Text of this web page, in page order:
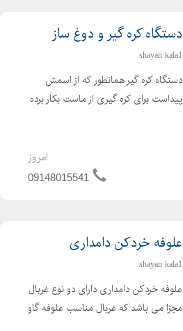
دستگاه کره گیر و دوغ ساز
shayan kala1
دستگاه کره گیر همانطور که از اسمش
پیداست برای کره گیری از ماست بکار برده
مخلوط شده و بحال...
امروز
09148015541
علوفه خردکن دامداری
shayan kala1
علوفه خردکن دامداری دارای دو نوع غربال
مجزا می باشد که غربال مناسب علوفه گاو